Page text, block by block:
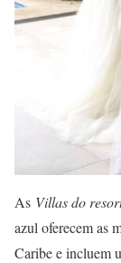
As Villas do
azul oferecem as
Caribe e incluem